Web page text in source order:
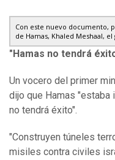
Con este nuevo documento,
de Hamas, Khaled Meshaal,
"Hamas no tendrá
Un vocero del primer
dijo que Hamas "estaba
no tendrá éxito".
"Construyen túneles
misiles contra civiles